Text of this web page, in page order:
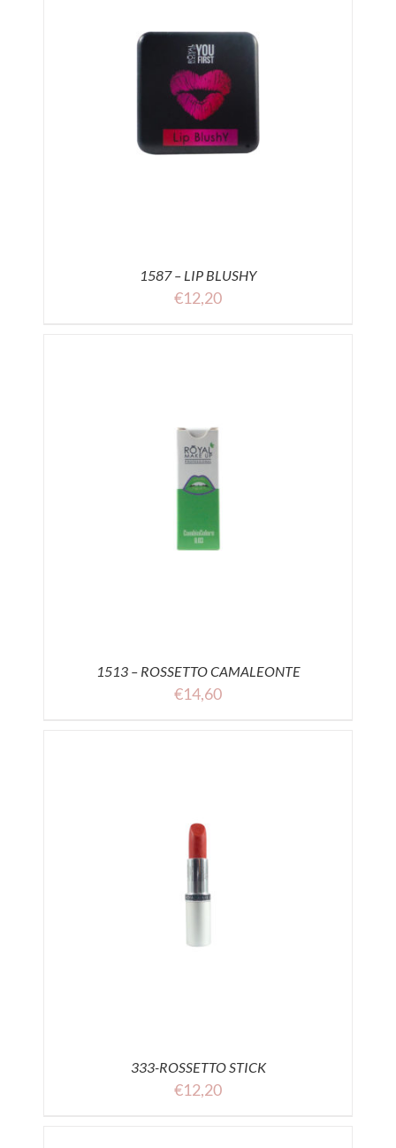
1587 – LIP BLUSHY
€12,20
1513 – ROSSETTO CAMALEONTE
€14,60
333-ROSSETTO STICK
€12,20